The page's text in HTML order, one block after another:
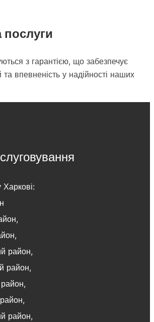
послуги
з гарантією, що забезпечує
та впевненість у надійності наших
,
,
район,
район,
район,
,
район,